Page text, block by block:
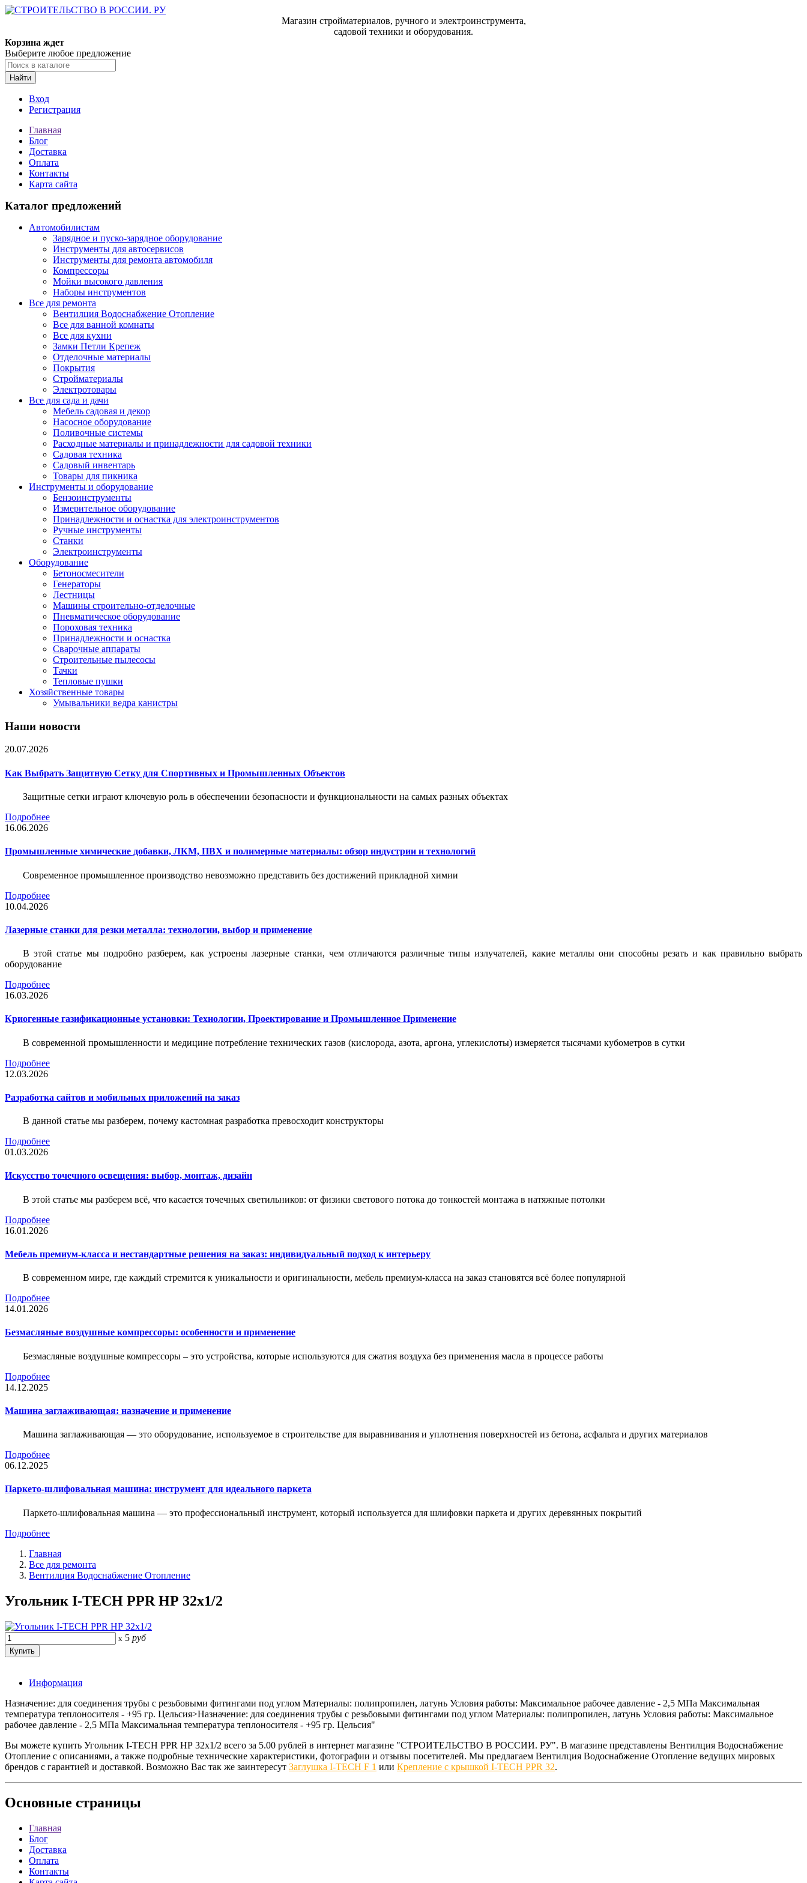
Магазин стройматериалов, ручного и электроинструмента,
садовой техники и оборудования.
Корзина ждет
Выберите любое предложение
Найти
Вход
Регистрация
Главная
Блог
Доставка
Оплата
Контакты
Карта сайта
Каталог предложений
Автомобилистам
Зарядное и пуско-зарядное оборудование
Инструменты для автосервисов
Инструменты для ремонта автомобиля
Компрессоры
Мойки высокого давления
Наборы инструментов
Все для ремонта
Вентилция Водоснабжение Отопление
Все для ванной комнаты
Все для кухни
Замки Петли Крепеж
Отделочные материалы
Покрытия
Стройматериалы
Электротовары
Все для сада и дачи
Мебель садовая и декор
Насосное оборудование
Поливочные системы
Расходные материалы и принадлежности для садовой техники
Садовая техника
Садовый инвентарь
Товары для пикника
Инструменты и оборудование
Бензоинструменты
Измерительное оборудование
Принадлежности и оснастка для электроинструментов
Ручные инструменты
Станки
Электроинструменты
Оборудование
Бетоносмесители
Генераторы
Лестницы
Машины строительно-отделочные
Пневматическое оборудование
Пороховая техника
Принадлежности и оснастка
Сварочные аппараты
Строительные пылесосы
Тачки
Тепловые пушки
Хозяйственные товары
Умывальники ведра канистры
Наши новости
20.07.2026
Как Выбрать Защитную Сетку для Спортивных и Промышленных Объектов
Защитные сетки играют ключевую роль в обеспечении безопасности и функциональности на самых разных объектах
Подробнее
16.06.2026
Промышленные химические добавки, ЛКМ, ПВХ и полимерные материалы: обзор индустрии и технологий
Современное промышленное производство невозможно представить без достижений прикладной химии
Подробнее
10.04.2026
Лазерные станки для резки металла: технологии, выбор и применение
В этой статье мы подробно разберем, как устроены лазерные станки, чем отличаются различные типы излучателей, какие металлы они способны резать и как правильно выбрать
оборудование
Подробнее
16.03.2026
Криогенные газификационные установки: Технологии, Проектирование и Промышленное Применение
В современной промышленности и медицине потребление технических газов (кислорода, азота, аргона, углекислоты) измеряется тысячами кубометров в сутки
Подробнее
12.03.2026
Разработка сайтов и мобильных приложений на заказ
В данной статье мы разберем, почему кастомная разработка превосходит конструкторы
Подробнее
01.03.2026
Искусство точечного освещения: выбор, монтаж, дизайн
В этой статье мы разберем всё, что касается точечных светильников: от физики светового потока до тонкостей монтажа в натяжные потолки
Подробнее
16.01.2026
Мебель премиум-класса и нестандартные решения на заказ: индивидуальный подход к интерьеру
В современном мире, где каждый стремится к уникальности и оригинальности, мебель премиум-класса на заказ становятся всё более популярной
Подробнее
14.01.2026
Безмасляные воздушные компрессоры: особенности и применение
Безмасляные воздушные компрессоры – это устройства, которые используются для сжатия воздуха без применения масла в процессе работы
Подробнее
14.12.2025
Машина заглаживающая: назначение и применение
Машина заглаживающая — это оборудование, используемое в строительстве для выравнивания и уплотнения поверхностей из бетона, асфальта и других материалов
Подробнее
06.12.2025
Паркето-шлифовальная машина: инструмент для идеального паркета
Паркето-шлифовальная машина — это профессиональный инструмент, который используется для шлифовки паркета и других деревянных покрытий
Подробнее
Главная
Все для ремонта
Вентилция Водоснабжение Отопление
Угольник I-TECH PPR НР 32x1/2
x 5 руб
Информация
Назначение: для соединения трубы с резьбовыми фитингами под углом Материалы: полипропилен, латунь Условия работы: Максимальное рабочее давление - 2,5 МПа Максимальная
температура теплоносителя - +95 гр. Цельсия>Назначение: для соединения трубы с резьбовыми фитингами под углом Материалы: полипропилен, латунь Условия работы: Максимальное
рабочее давление - 2,5 МПа Максимальная температура теплоносителя - +95 гр. Цельсия"
Вы можете купить Угольник I-TECH PPR НР 32x1/2 всего за 5.00 рублей в интернет магазине "СТРОИТЕЛЬСТВО В РОССИИ. РУ". В магазине представлены Вентилция Водоснабжение
Отопление с описаниями, а также подробные технические характеристики, фотографии и отзывы посетителей. Мы предлагаем Вентилция Водоснабжение Отопление ведущих мировых
брендов с гарантией и доставкой. Возможно Вас так же заинтересут Заглушка I-TECH F 1 или Крепление с крышкой I-TECH PPR 32.
Основные страницы
Главная
Блог
Доставка
Оплата
Контакты